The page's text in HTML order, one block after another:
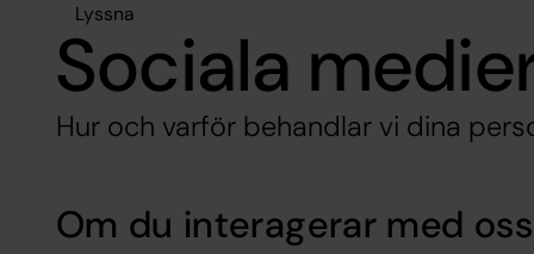
Lyssna
Sociala
Hur och varför behandlar vi dina
Om du interagerar med